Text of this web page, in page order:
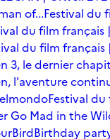
of...Festival du
du film français
du film français
3, le dernier
l'aventure
Festival
Go Mad in the
BirdBirthday